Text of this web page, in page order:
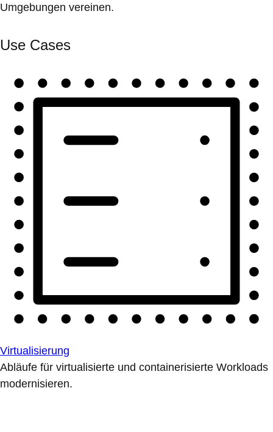
Umgebungen vereinen.
Use Cases
Virtualisierung
Abläufe für virtualisierte und containerisierte Workloads
modernisieren.